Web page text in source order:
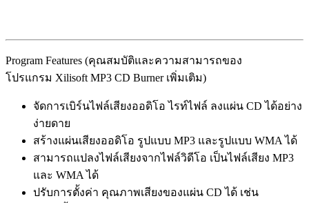
Program Features (คุณสมบัติและความสามารถของ
โปรแกรม Xilisoft MP3 CD Burner เพิ่มเติม)
จัดการเบิร์นไฟล์เสียงออดิโอ ไรท์ไฟล์ ลงแผ่น CD ได้อย่าง
ง่ายดาย
สร้างแผ่นเสียงออดิโอ รูปแบบ MP3 และรูปแบบ WMA ได้
สามารถแปลงไฟล์เสียงจากไฟล์วิดีโอ เป็นไฟล์เสียง MP3
และ WMA ได้
ปรับการตั้งค่า คุณภาพเสียงของแผ่น CD ได้ เช่น